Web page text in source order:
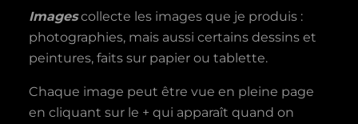
Imagescollecte les images que je produis :
photographies, mais aussi certains dessins et
peintures, faits sur papier ou tablette.
Chaque image peut être vue en pleine page
en cliquant sur le + qui apparaît quand on